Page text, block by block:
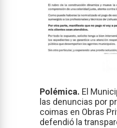
Polémica. El
las denuncias por
coimas en Obras
defendió la